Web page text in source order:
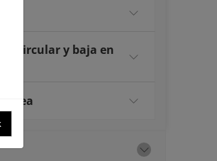
circular y baja en